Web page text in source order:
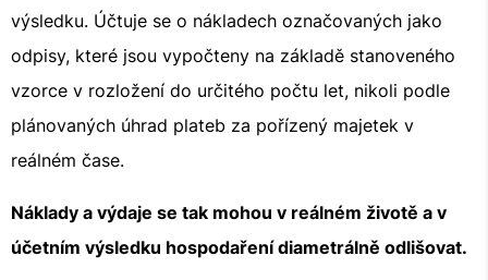
výsledku. Účtuje se o nákladech označovaných jako
odpisy, které jsou vypočteny na základě stanoveného
vzorce v rozložení do určitého počtu let, nikoli podle
plánovaných úhrad plateb za pořízený majetek v
reálném čase.
Náklady a výdaje se tak mohou v reálném životě a v
účetním výsledku hospodaření diametrálně odlišovat.